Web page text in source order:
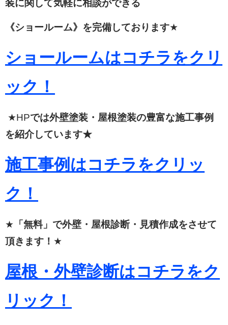
装に関して気軽に相談ができる
《ショールーム》を完備しております★
ショールームはコチラをクリ
ック！
★HPでは外壁塗装・屋根塗装の豊富な施工事例
を紹介しています★
施工事例はコチラをクリッ
ク！
★ 「無料」で外壁・屋根診断・見積作成をさせて
頂きます！ ★
屋根・外壁診断はコチラをク
リック！